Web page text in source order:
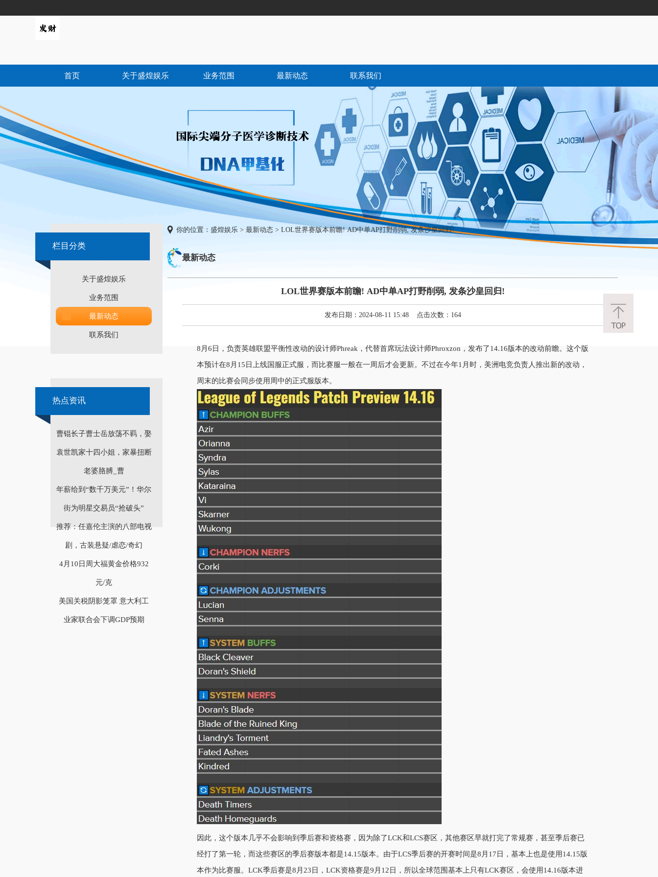
首页 关于盛煌娱乐 业务范围 最新动态 联系我们
栏目分类
关于盛煌娱乐
业务范围
最新动态
联系我们
热点资讯
曹锟长子曹士岳放荡不羁，娶
袁世凯家十四小姐，家暴扭断
老婆胳膊_曹
年薪给到“数千万美元”！华尔
街为明星交易员“抢破头”
推荐：任嘉伦主演的八部电视
剧，古装悬疑/虐恋/奇幻
4月10日周大福黄金价格932
元/克
美国关税阴影笼罩 意大利工
业家联合会下调GDP预期
你的位置： 盛煌娱乐 > 最新动态 > LOL世界赛版本前瞻! AD中单AP打野削弱, 发条沙皇回归!
最新动态
LOL世界赛版本前瞻! AD中单AP打野削弱, 发条沙皇回归!
发布日期：2024-08-11 15:48 点击次数：164
8月6日，负责英雄联盟平衡性改动的设计师Phreak，代替首席玩法设计师Phroxzon，发布了14.16版本的改动前瞻。这个版
本预计在8月15日上线国服正式服，而比赛服一般在一周后才会更新。不过在今年1月时，美洲电竞负责人推出新的改动，
周末的比赛会同步使用周中的正式服版本。
因此，这个版本几乎不会影响到季后赛和资格赛，因为除了LCK和LCS赛区，其他赛区早就打完了常规赛，甚至季后赛已
经打了第一轮，而这些赛区的季后赛版本都是14.15版本。由于LCS季后赛的开赛时间是8月17日，基本上也是使用14.15版
本作为比赛服。LCK季后赛是8月23日，LCK资格赛是9月12日，所以全球范围基本上只有LCK赛区，会使用14.16版本进